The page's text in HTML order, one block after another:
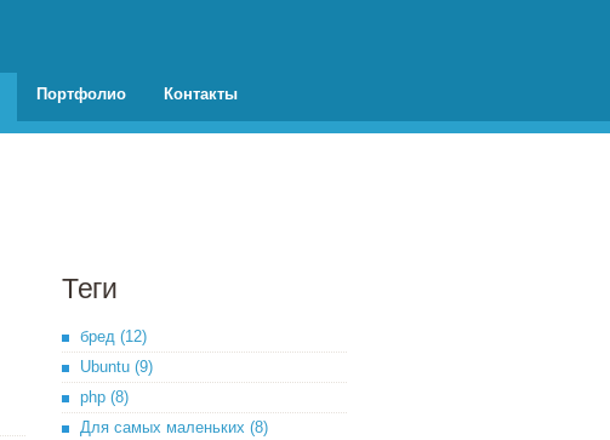
Портфолио Контакты
Теги
бред (12)
Ubuntu (9)
php (8)
Для самых маленьких (8)